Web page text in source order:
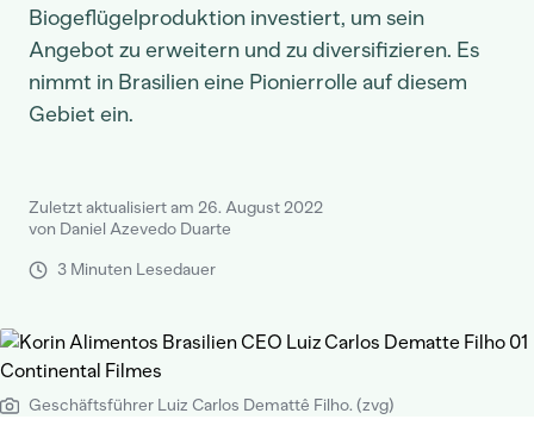
Biogeflügelproduktion investiert, um sein
Angebot zu erweitern und zu diversifizieren. Es
nimmt in Brasilien eine Pionierrolle auf diesem
Gebiet ein.
Zuletzt aktualisiert am 26. August 2022
von Daniel Azevedo Duarte
3 Minuten Lesedauer
Geschäftsführer Luiz Carlos Demattê Filho. (zvg)